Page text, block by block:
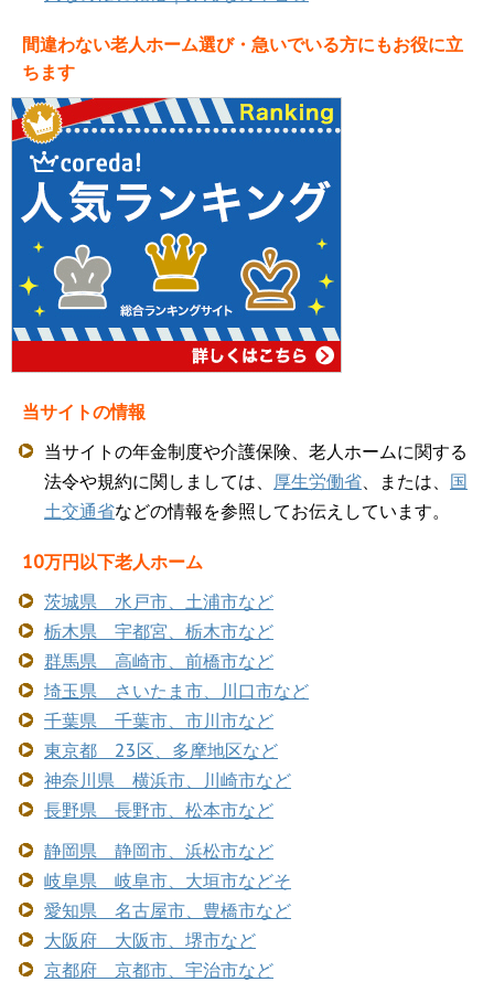
間違わない老人ホーム選び・急いでいる方にもお役に立
ちます
当サイトの情報
当サイトの年金制度や介護保険、老人ホームに関する
法令や規約に関しましては、 厚生労働省 、または、 国
土交通省などの情報を参照してお伝えしています。
10万円以下老人ホーム
茨城県 水戸市、土浦市など
栃木県 宇都宮、栃木市など
群馬県 高崎市、前橋市など
埼玉県 さいたま市、川口市など
千葉県 千葉市、市川市など
東京都 23区、多摩地区など
神奈川県 横浜市、川崎市など
長野県 長野市、松本市など
静岡県 静岡市、浜松市など
岐阜県 岐阜市、大垣市などそ
愛知県 名古屋市、豊橋市など
大阪府 大阪市、堺市など
京都府 京都市、宇治市など